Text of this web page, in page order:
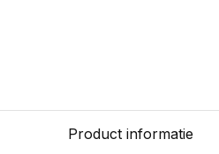
Product informatie